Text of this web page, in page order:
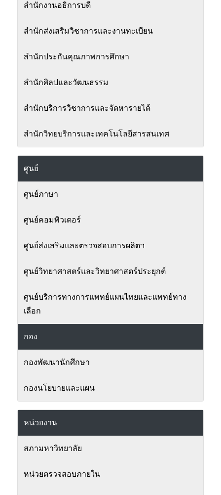
สำนักงานอธิการบดี
สำนักส่งเสริมวิชาการและงานทะเบียน
สำนักประกันคุณภาพการศึกษา
สำนักศิลปและวัฒนธรรม
สำนักบริการวิชาการและจัดหารายได้
สำนักวิทยบริการและเทคโนโลยีสารสนเทศ
ศูนย์
ศูนย์ภาษา
ศูนย์คอมพิวเตอร์
ศูนย์ส่งเสริมและตรวจสอบการผลิตฯ
ศูนย์วิทยาศาสตร์และวิทยาศาสตร์ประยุกต์
ศูนย์บริการทางการแพทย์แผนไทยและแพทย์ทาง
เลือก
กอง
กองพัฒนานักศึกษา
กองนโยบายและแผน
หน่วยงาน
สภามหาวิทยาลัย
หน่วยตรวจสอบภายใน